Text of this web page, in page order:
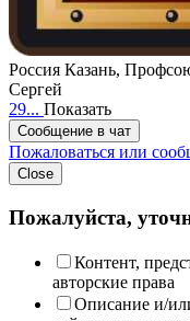
Россия Казань,
Сергей
29... Показать
Сообщение в чат
Пожаловаться или
Close
Пожалуйста,
Контент,
авторские права
Описание и/